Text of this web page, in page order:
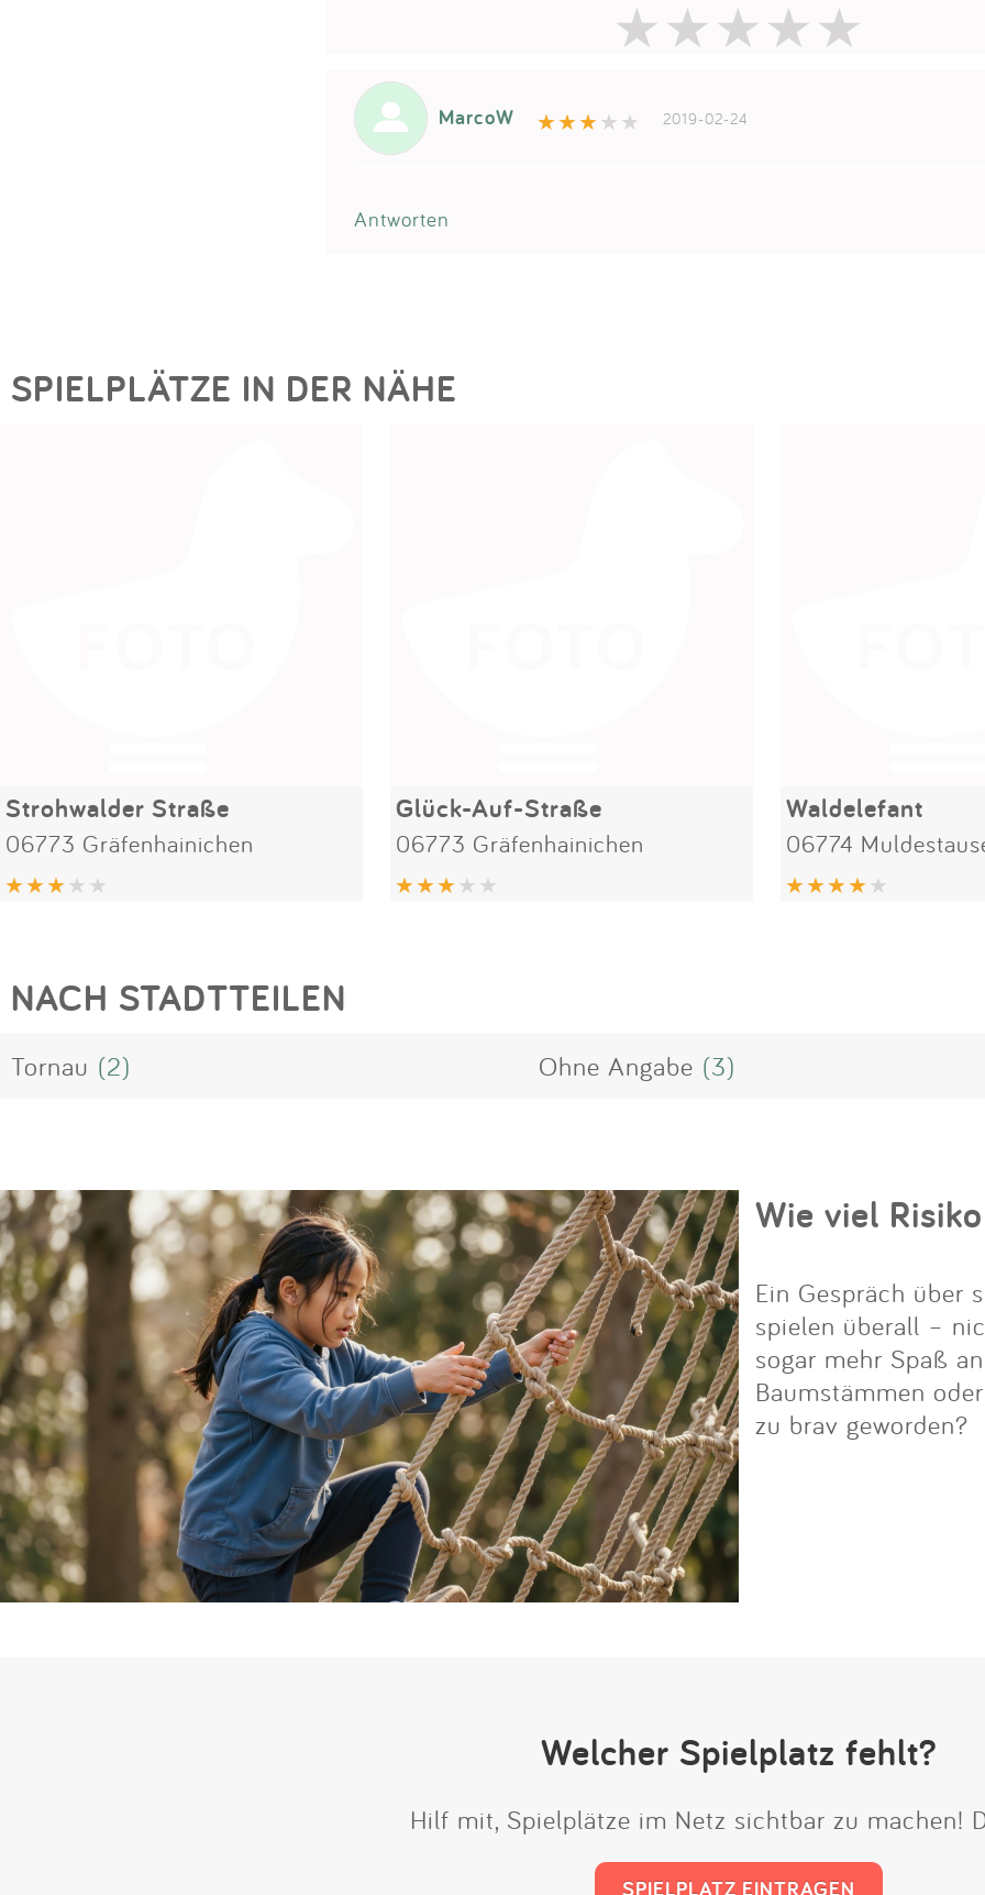
MarcoW 2019-02-24
Antworten
SPIELPLÄTZE IN DER NÄHE
Strohwalder Straße
06773 Gräfenhainichen
Glück-Auf-Straße
06773 Gräfenhainichen
Waldelefant
06774
NACH STADTTEILEN
Tornau (2) Ohne Angabe (3)
Wie viel
Ein Gespräch über
spielen überall –
sogar mehr Spaß
Baumstämmen
zu brav geworden?
Welcher Spielplatz fehlt?
Hilf mit, Spielplätze im Netz sichtbar zu machen!
SPIELPLATZ EINTRAGEN